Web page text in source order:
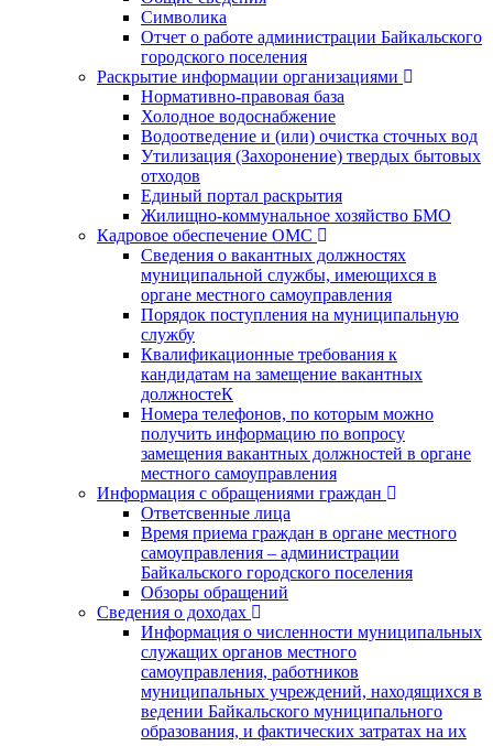
Символика
Отчет о работе администрации Байкальского
городского поселения
Раскрытие информации организациями
Нормативно-правовая база
Холодное водоснабжение
Водоотведение и (или) очистка сточных вод
Утилизация (Захоронение) твердых бытовых
отходов
Единый портал раскрытия
Жилищно-коммунальное хозяйство БМО
Кадровое обеспечение ОМС
Сведения о вакантных должностях
муниципальной службы, имеющихся в
органе местного самоуправления
Порядок поступления на муниципальную
службу
Квалификационные требования к
кандидатам на замещение вакантных
должностеК
Номера телефонов, по которым можно
получить информацию по вопросу
замещения вакантных должностей в органе
местного самоуправления
Информация с обращениями граждан
Ответсвенные лица
Время приема граждан в органе местного
самоуправления – администрации
Байкальского городского поселения
Обзоры обращений
Сведения о доходах
Информация о численности муниципальных
служащих органов местного
самоуправления, работников
муниципальных учреждений, находящихся в
ведении Байкальского муниципального
образования, и фактических затратах на их